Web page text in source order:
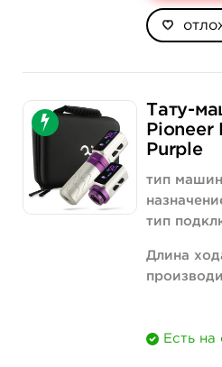
Тату-
Purple
тип
тип
Длина
Есть на